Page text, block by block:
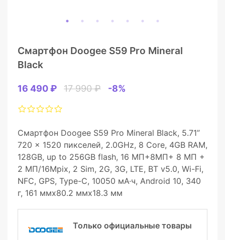
Смартфон Doogee S59 Pro Mineral
Black
16 490 ₽ 17 990 ₽ -8%
Смартфон Doogee S59 Pro Mineral Black, 5.71”
720 x 1520 пикселей, 2.0GHz, 8 Core, 4GB RAM,
128GB, up to 256GB flash, 16 МП+8МП+ 8 МП +
2 МП/16Mpix, 2 Sim, 2G, 3G, LTE, BT v5.0, Wi-Fi,
NFC, GPS, Type-C, 10050 мА·ч, Android 10, 340
г, 161 ммx80.2 ммx18.3 мм
Только официальные товары